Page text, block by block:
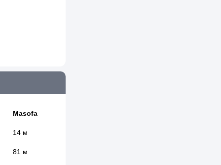
Masofa
14 м
81 м